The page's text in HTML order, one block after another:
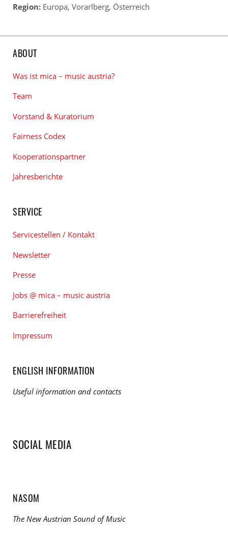
Region: Europa, Vorarlberg, Österreich
ABOUT
Was ist mica – music austria?
Team
Vorstand & Kuratorium
Fairness Codex
Kooperationspartner
Jahresberichte
SERVICE
Servicestellen / Kontakt
Newsletter
Presse
Jobs @ mica – music austria
Barrierefreiheit
Impressum
ENGLISH INFORMATION
Useful information and contacts
SOCIAL MEDIA
NASOM
The New Austrian Sound of Music